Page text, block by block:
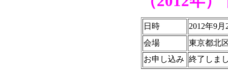
日時
2012年9
会場
東京都北
お申し込み 終了しま